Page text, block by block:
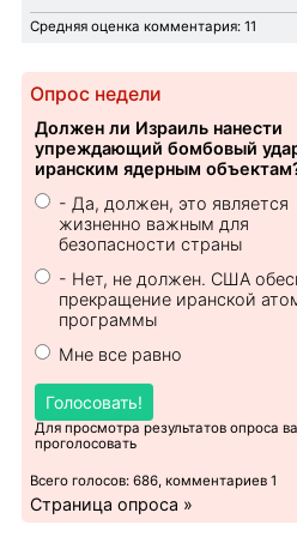
Средняя оценка комментария: 11
Опрос недели
Должен ли Израиль нанести
упреждающий бомбовый
иранским ядерным
- Да, должен, это является
жизненно важным для
безопасности страны
- Нет, не должен. США
прекращение иранской
программы
Мне все равно
Голосовать!
Для просмотра результатов опроса
проголосовать
Всего голосов: 686, комментариев 1
Страница опроса »